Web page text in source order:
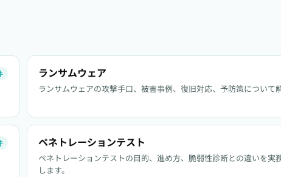
ランサムウェア
ランサムウェアの攻撃手口、被害事例、復旧対応、予防策について
ペネトレーションテスト
ペネトレーションテストの目的、進め方、脆弱性診断との違いを実
します。